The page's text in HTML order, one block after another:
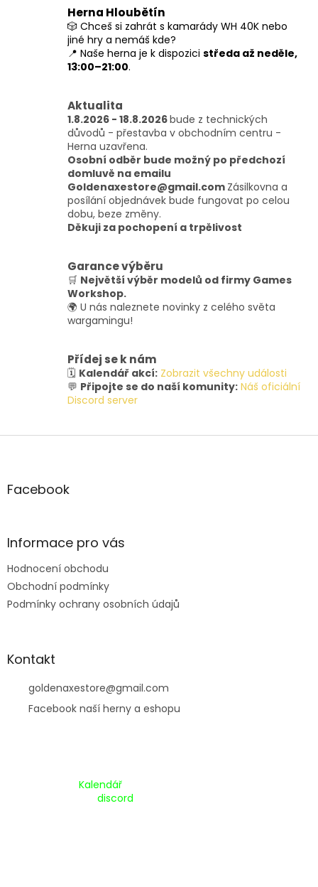
a
c
í
p
v
ý
i
s
u
v
á
n
í
Herna Hloubětín
🎲 Chceš si zahrát s kamarády WH 40K nebo
jiné hry a nemáš kde?
📍 Naše herna je k dispozici středa až neděle,
13:00–21:00.
Aktualita
1.8.2026 - 18.8.2026bude z technických
důvodů - přestavba v obchodním centru -
Herna uzavřena.
Osobní odběr bude možný po předchozí
domluvě na emailu
Goldenaxestore@gmail.com Zásilkovna a
posílání objednávek bude fungovat po celou
dobu, beze změny.
Děkuji za pochopení a trpělivost
Garance výběru
🛒 Největší výběr modelů od firmy Games
Workshop.
🌍 U nás naleznete novinky z celého světa
wargamingu!
Přídej se k nám
🗓️ Kalendář akcí: Zobrazit všechny události
💬 Připojte se do naší komunity: Náš oficiální
Discord server
Z
aFacebook
Informace pro vás
Hodnocení obchodu
Obchodní podmínky
Podmínky ochrany osobních údajů
Kontakt
goldenaxestore@gmail.com
Facebook naší herny a eshopu
Kalendář
discord